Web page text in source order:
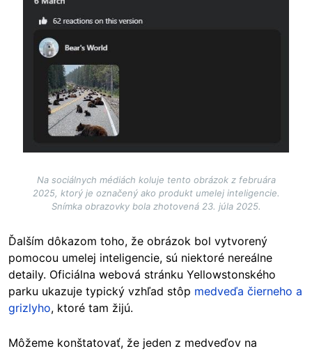
Na sociálnych médiách koluje tento obrázok z februára
2025, ktorý je označený ako produkt umelej inteligencie.
Snímka obrazovky bola zhotovená 23. júla 2025.
Ďalším dôkazom toho, že obrázok bol vytvorený
pomocou umelej inteligencie, sú niektoré nereálne
detaily. Oficiálna webová stránku Yellowstonského
parku ukazuje typický vzhľad stôp medveďa čierneho a
grizlyho, ktoré tam žijú.
Môžeme konštatovať, že jeden z medveďov na